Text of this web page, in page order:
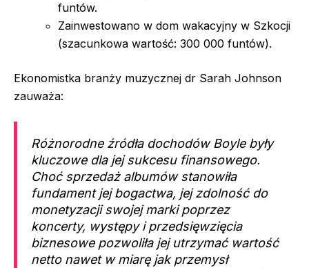
funtów.
Zainwestowano w dom wakacyjny w Szkocji
(szacunkowa wartość: 300 000 funtów).
Ekonomistka branży muzycznej dr Sarah Johnson
zauważa:
Różnorodne źródła dochodów Boyle były
kluczowe dla jej sukcesu finansowego.
Choć sprzedaż albumów stanowiła
fundament jej bogactwa, jej zdolność do
monetyzacji swojej marki poprzez
koncerty, występy i przedsięwzięcia
biznesowe pozwoliła jej utrzymać wartość
netto nawet w miarę jak przemysł